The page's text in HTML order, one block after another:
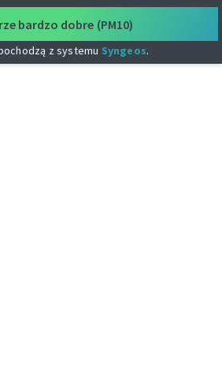
bardzo dobre (PM10)
z systemu Syngeos.